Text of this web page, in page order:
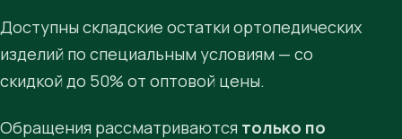
Доступны складские остатки ортопедических
изделий по специальным условиям — со
скидкой до 50% от оптовой цены.
Обращения рассматриваются только по